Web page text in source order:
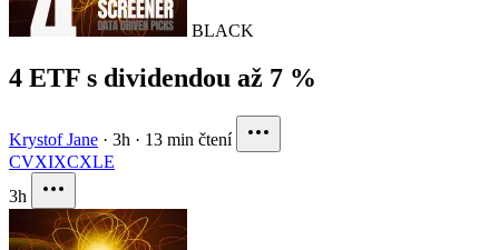
BLACK
4 ETF s dividendou až 7 %
Krystof Jane · 3h · 13 min čtení
CVXIXCXLE
3h